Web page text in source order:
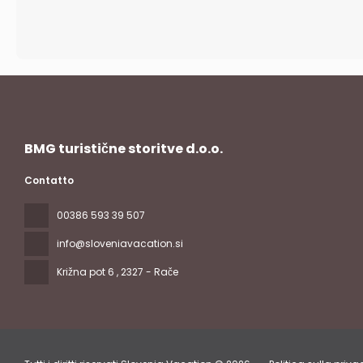
BMG turistične storitve d.o.o.
Contatto
00386 593 39 507
info@sloveniavacation.si
Križna pot 6 , 2327 - Rače